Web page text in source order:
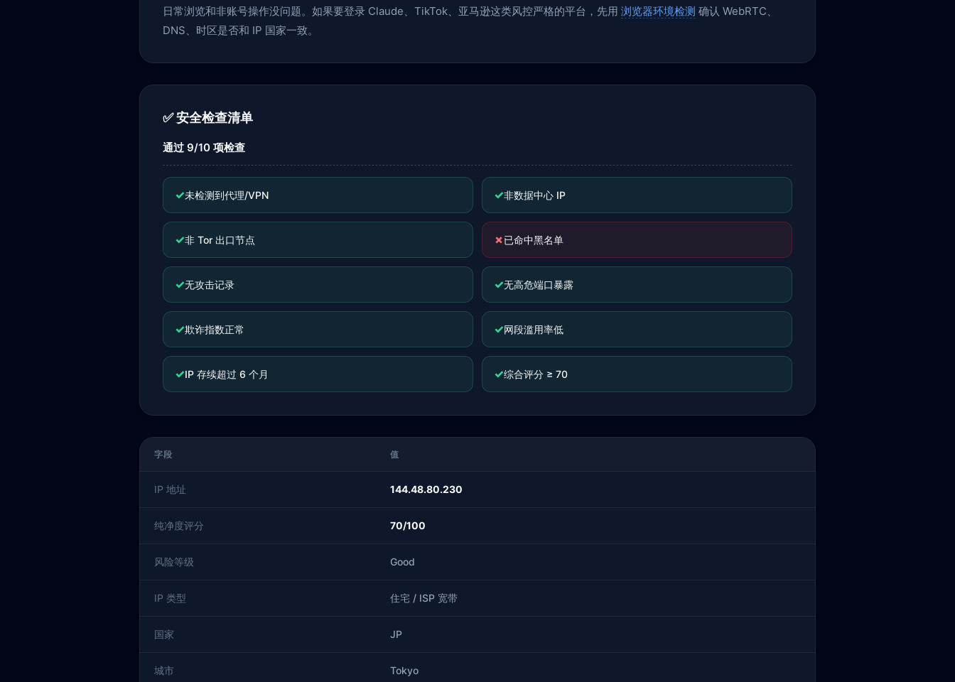
日常浏览和非账号操作没问题。如果要登录 Claude、TikTok、亚马逊这类风控严格的平台，先用 浏览器环境检测 确认 WebRTC、
DNS、时区是否和 IP 国家一致。
✅ 安全检查清单
通过 9/10 项检查
✓未检测到代理/VPN ✓非数据中心 IP
✓非 Tor 出口节点 ✗已命中黑名单
✓无攻击记录 ✓无高危端口暴露
✓欺诈指数正常 ✓网段滥用率低
✓IP 存续超过 6 个月 ✓综合评分 ≥ 70
字段 值
IP 地址 144.48.80.230
纯净度评分 70/100
风险等级 Good
IP 类型 住宅 / ISP 宽带
国家 JP
城市 Tokyo